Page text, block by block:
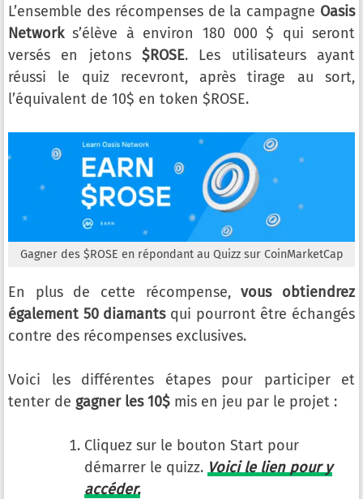
L’ensemble des récompenses de la campagne Oasis
Networks’élève à environ 180 000 $ qui seront
versés en jetons $ROSE. Les utilisateurs ayant
réussi le quiz recevront, après tirage au sort,
l’équivalent de 10$ en token $ROSE.
Gagner des $ROSE en répondant au Quizz sur CoinMarketCap
En plus de cette récompense,vous obtiendrez
également 50 diamantsqui pourront être échangés
contre des récompenses exclusives.
Voici les différentes étapes pour participer et
tenter de gagner les 10$ mis en jeu par le projet :
Cliquez sur le bouton Start pour
démarrer le quizz. Voici le lien pour y
accéder.